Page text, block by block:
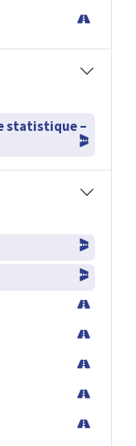
statistique –